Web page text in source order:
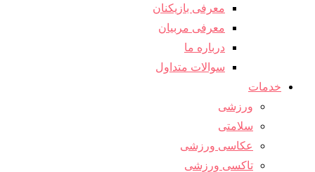
معرفی بازیکنان
معرفی مربیان
درباره ما
سوالات متداول
خدمات
ورزشی
سلامتی
عکاسی ورزشی
تاکسی ورزشی